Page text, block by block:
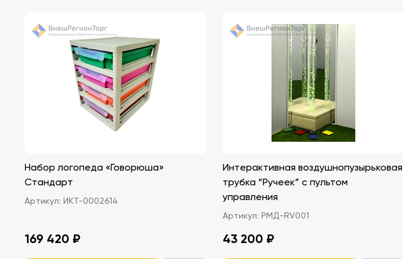
Набор логопеда «Говорюша»
Стандарт
Артикул: ИКТ-0002614
169 420 ₽
Интерактивная воздушнопузырьковая
трубка “Ручеек” с пультом
управления
Артикул: РМД-RV001
43 200 ₽